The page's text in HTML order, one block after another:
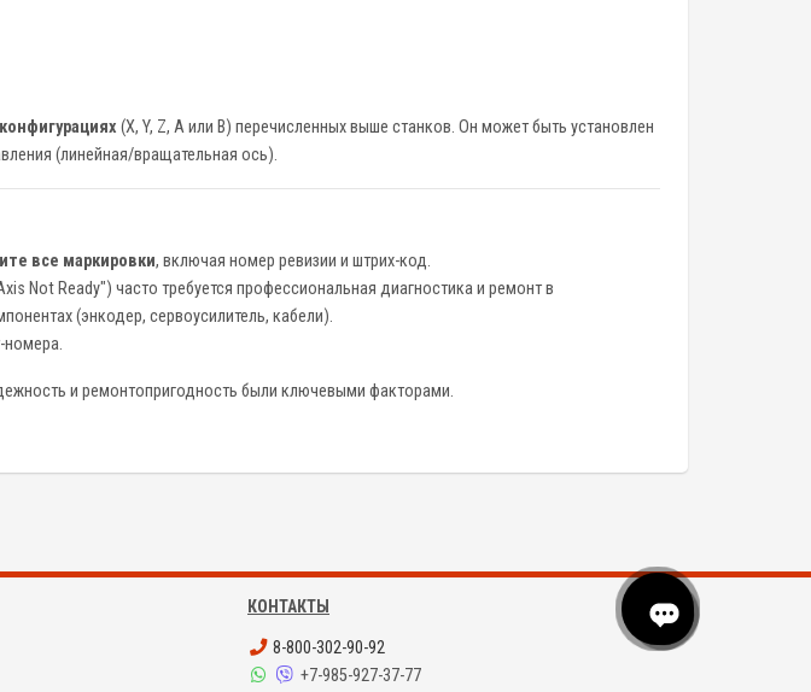
(X, Y, Z, A или B) перечисленных выше станков. Он может быть установлен
(линейная/вращательная ось).
все маркировки, включая номер ревизии и штрих-код.
Not Ready") часто требуется профессиональная диагностика и ремонт в
(энкодер, сервоусилитель, кабели).
номера.
и ремонтопригодность были ключевыми факторами.
КОНТАКТЫ
8-800-302-90-92
+7-985-927-37-77